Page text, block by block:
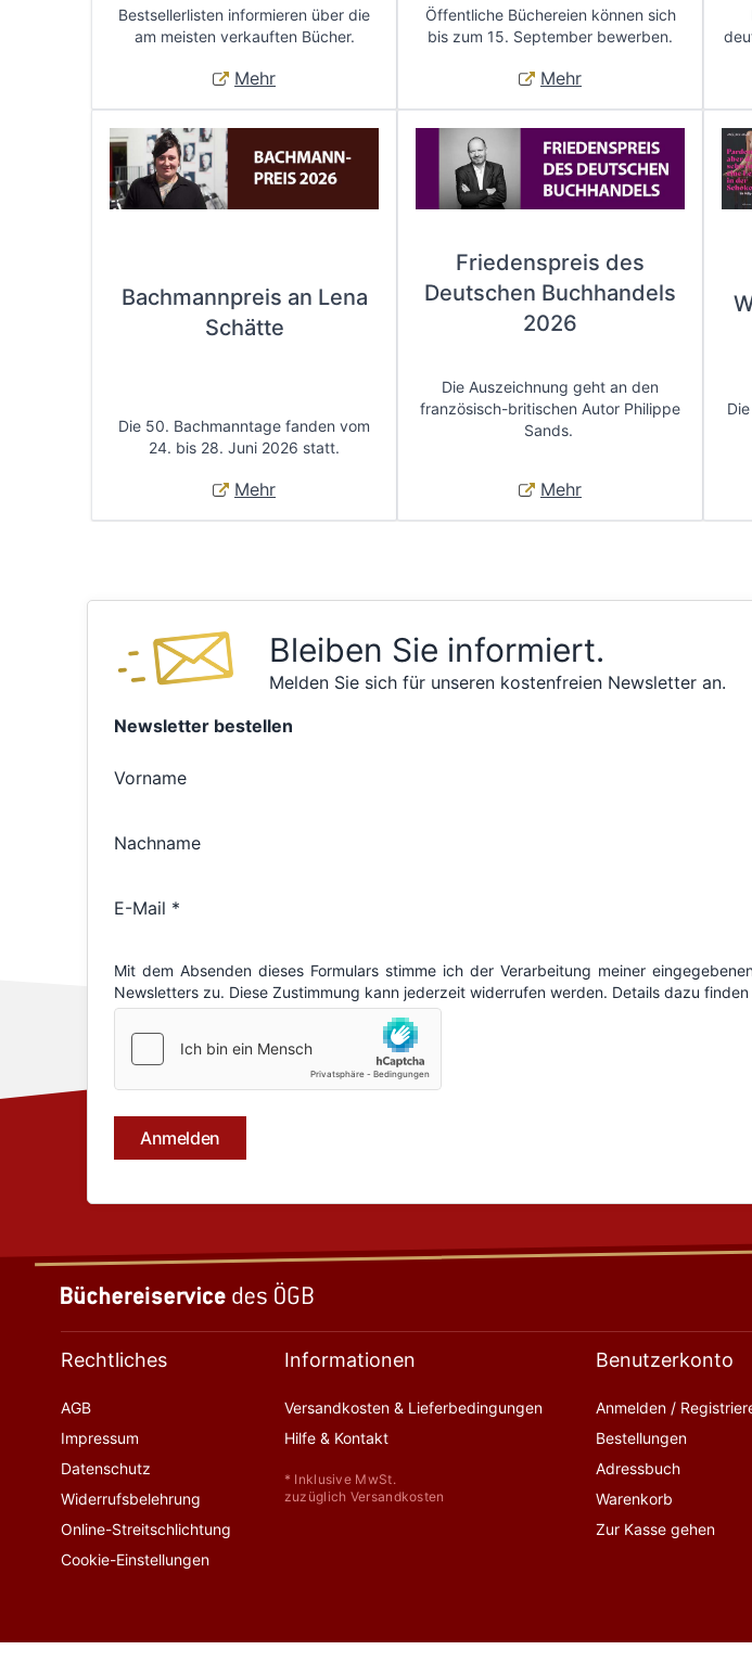
Bestsellerlisten informieren über die
am meisten verkauften Bücher.
Mehr
Öffentliche Büchereien können sich
bis zum 15. September bewerben.
Mehr
Bachmannpreis an Lena
Schätte
Die 50. Bachmanntage fanden vom
24. bis 28. Juni 2026 statt.
Mehr
Friedenspreis des
Deutschen Buchhandels
2026
Die Auszeichnung geht an den
französisch-britischen Autor Philippe
Sands.
Mehr
Bleiben Sie informiert.
Melden Sie sich für unseren kostenfreien Newsletter an.
Rechtliches
AGB
Impressum
Datenschutz
Widerrufsbelehrung
Online-Streitschlichtung
Cookie-Einstellungen
Informationen
Versandkosten & Lieferbedingungen
Hilfe & Kontakt
* Inklusive MwSt.
zuzüglich Versandkosten
Benutzerkonto
Anmelden /
Bestellungen
Adressbuch
Warenkorb
Zur Kasse gehen